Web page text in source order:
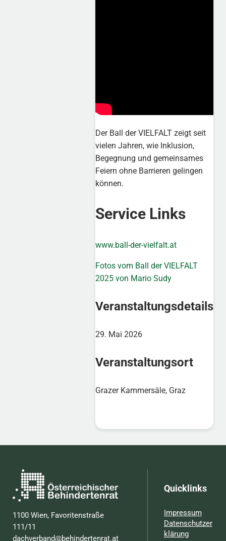
Der Ball der VIELFALT zeigt seit
vielen Jahren, wie Inklusion,
Begegnung und gemeinsames
Feiern ohne Barrieren gelingen
können.
Service Links
www.ball-der-vielfalt.at
Fotos vom Ball der VIELFALT
2025 von Mario Sudy
Veranstaltungsdetails
29. Mai 2026
Veranstaltungsort
Grazer Kammersäle, Graz
1100 Wien, Favoritenstraße
111/11
dachverband@behindertenrat.at
Quicklinks
Impressum
Datenschutzer
klärung